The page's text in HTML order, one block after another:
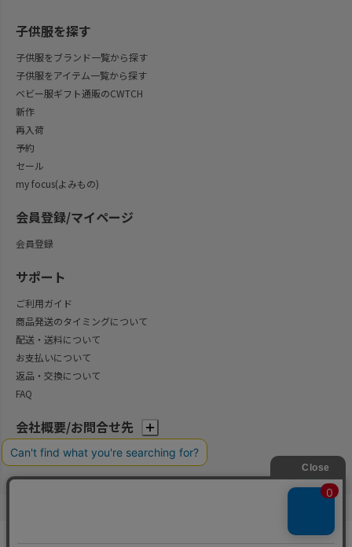
会社概要/お問合せ先
子供服を探す
子供服をブランド一覧から探す
子供服をアイテム一覧から探す
ベビー服ギフト通販のCWTCH
新作
再入荷
予約
セール
my focus(よみもの)
会員登録/マイページ
会員登録
サポート
ご利用ガイド
商品発送のタイミングについて
配送・送料について
お支払いについて
返品・交換について
FAQ
法律に基づく表示 ご利用規約
プライバシーポリシー